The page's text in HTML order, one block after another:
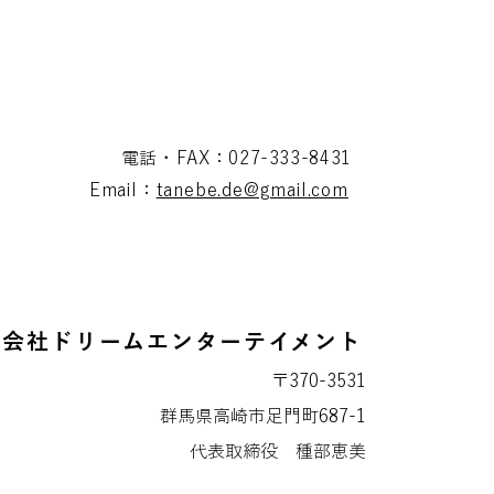
電話・FAX：027-333-8431
Email： tanebe.de@gmail.com
社ドリームエンターテイメント
〒370-3531
群馬県高崎市足門町687-1
代表取締役 種部恵美